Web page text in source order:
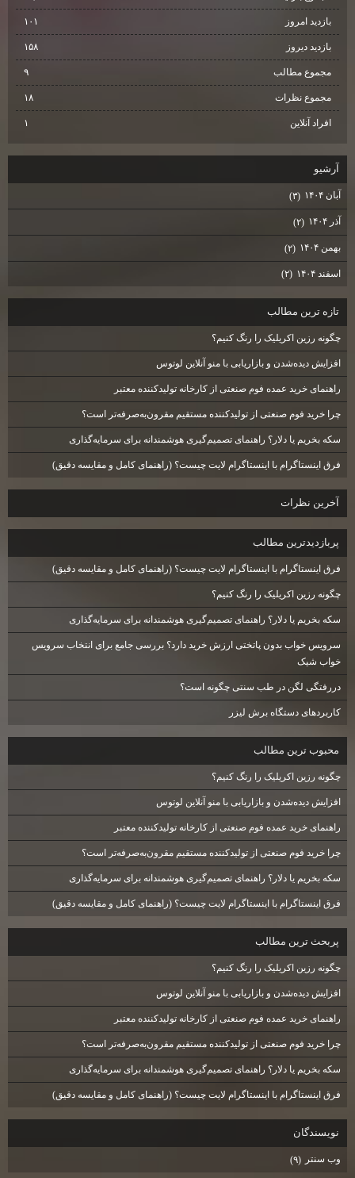
بازدید امروز ۱۰۱
بازدید دیروز ۱۵۸
مجموع مطالب ۹
مجموع نظرات ۱۸
افراد آنلاین ۱
آرشيو
آبان ۱۴۰۴ (۳)
آذر ۱۴۰۴ (۲)
بهمن ۱۴۰۴ (۲)
اسفند ۱۴۰۴ (۲)
تازه ترين مطالب
چگونه رزین اکریلیک را رنگ کنیم؟
افزایش دیده‌شدن و بازاریابی با منو آنلاین لوتوس
راهنمای خرید عمده فوم صنعتی از کارخانه تولیدکننده معتبر
چرا خرید فوم صنعتی از تولیدکننده مستقیم مقرون‌به‌صرفه‌تر است؟
سکه بخریم یا دلار؟ راهنمای تصمیم‌گیری هوشمندانه برای سرمایه‌گذاری
فرق اینستاگرام با اینستاگرام لایت چیست؟ (راهنمای کامل و مقایسه دقیق)
آخرين نظرات
پربازديدترين مطالب
فرق اینستاگرام با اینستاگرام لایت چیست؟ (راهنمای کامل و مقایسه دقیق)
چگونه رزین اکریلیک را رنگ کنیم؟
سکه بخریم یا دلار؟ راهنمای تصمیم‌گیری هوشمندانه برای سرمایه‌گذاری
سرویس خواب بدون پاتختی ارزش خرید دارد؟ بررسی جامع برای انتخاب سرویس
خواب شیک
دررفتگی لگن در طب سنتی چگونه است؟
کاربردهای دستگاه برش لیزر
محبوب ترين مطالب
چگونه رزین اکریلیک را رنگ کنیم؟
افزایش دیده‌شدن و بازاریابی با منو آنلاین لوتوس
راهنمای خرید عمده فوم صنعتی از کارخانه تولیدکننده معتبر
چرا خرید فوم صنعتی از تولیدکننده مستقیم مقرون‌به‌صرفه‌تر است؟
سکه بخریم یا دلار؟ راهنمای تصمیم‌گیری هوشمندانه برای سرمایه‌گذاری
فرق اینستاگرام با اینستاگرام لایت چیست؟ (راهنمای کامل و مقایسه دقیق)
پربحث ترين مطالب
چگونه رزین اکریلیک را رنگ کنیم؟
افزایش دیده‌شدن و بازاریابی با منو آنلاین لوتوس
راهنمای خرید عمده فوم صنعتی از کارخانه تولیدکننده معتبر
چرا خرید فوم صنعتی از تولیدکننده مستقیم مقرون‌به‌صرفه‌تر است؟
سکه بخریم یا دلار؟ راهنمای تصمیم‌گیری هوشمندانه برای سرمایه‌گذاری
فرق اینستاگرام با اینستاگرام لایت چیست؟ (راهنمای کامل و مقایسه دقیق)
نويسندگان
وب سنتر (۹)